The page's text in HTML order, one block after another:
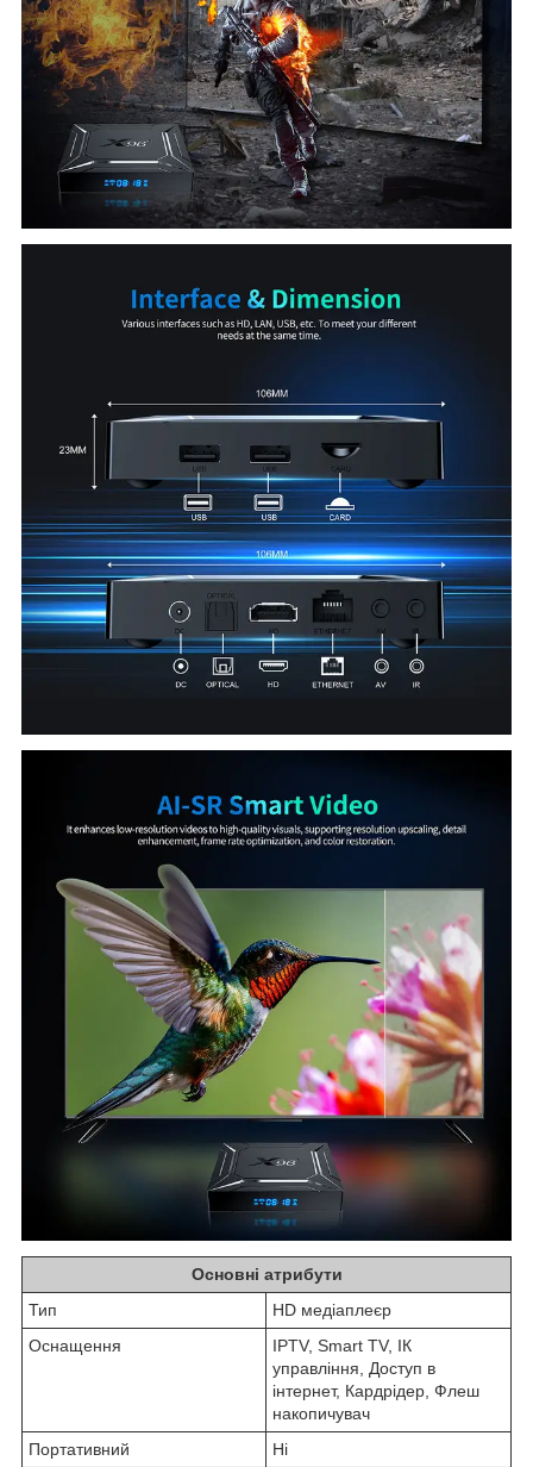
Основні атрибути
Тип
HD медіаплеєр
Оснащення
IPTV, Smart TV, ІК
управління, Доступ в
інтернет, Кардрідер, Флеш
накопичувач
Портативний
Ні